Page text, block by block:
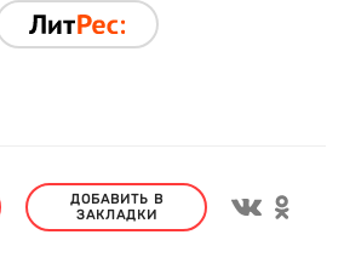
ДОБАВИТЬ В
ЗАКЛАДКИ